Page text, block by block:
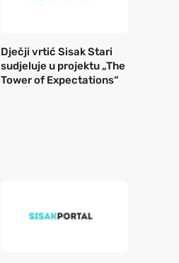
Dječji vrtić Sisak Stari
sudjeluje u projektu „The
Tower of Expectations“